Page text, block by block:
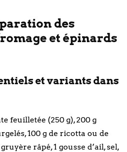
des
et épinards
et variants dans
feuilletée (250 g), 200 g
100 g de ricotta ou de
râpé, 1 gousse d’ail, sel,